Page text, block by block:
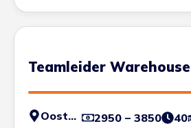
Teamleider Warehouse
Oosterhout 2950 – 3850 40